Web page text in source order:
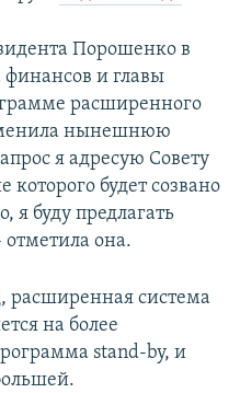
Порошенко в
финансов и главы
расширенного
нынешнюю
я адресую Совету
будет созвано
я буду предлагать
отметила она.
расширенная система
на более
stand-by, и